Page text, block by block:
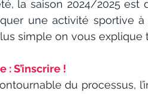
la saison 2024/2025
une activité sportive à
simple on vous explique
: S’inscrire !
du processus,